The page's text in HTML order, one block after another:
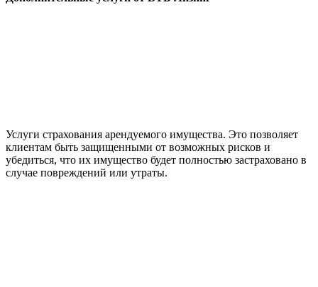
Услуги страхования арендуемого имущества. Это позволяет
клиентам быть защищенными от возможных рисков и
убедиться, что их имущество будет полностью застраховано в
случае повреждений или утраты.